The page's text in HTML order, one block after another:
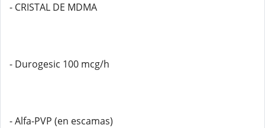
- CRISTAL DE MDMA
- Durogesic 100 mcg/h
- Alfa-PVP (en escamas)